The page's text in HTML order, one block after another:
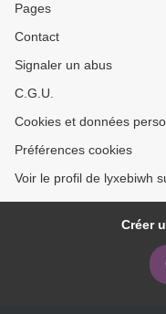
Pages
Contact
Signaler un abus
C.G.U.
Cookies et données
Préférences cookies
Voir le profil de lyxebiwh
Créer